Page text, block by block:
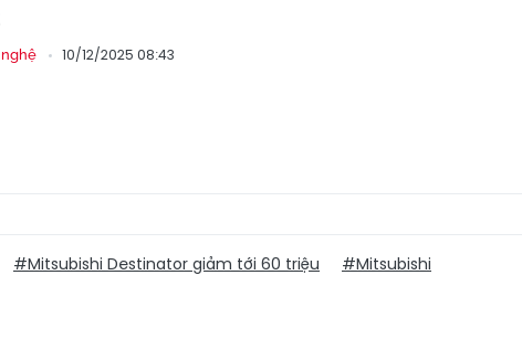
nghệ 10/12/2025 08:43
#Mitsubishi Destinator giảm tới 60 triệu
#Mitsubishi